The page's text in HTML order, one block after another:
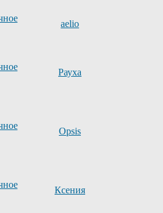
aelio
Рауха
Opsis
Ксения